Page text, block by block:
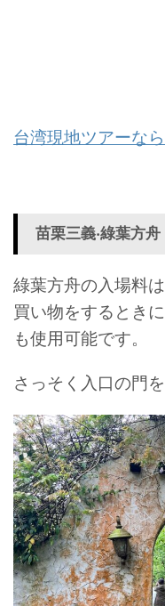
台湾現地ツアーな
苗栗三義‧綠葉方舟
綠葉方舟の入場料
買い物をするとき
も使用可能です。
さっそく入口の門